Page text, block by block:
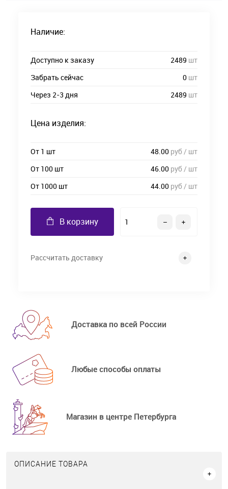
Наличие:
Доступно к заказу 2489 шт
Забрать сейчас
0 шт
Через 2-3 дня
2489 шт
Цена изделия:
От 1 шт 48.00 руб / шт
От 100 шт
46.00 руб / шт
От 1000 шт
44.00 руб / шт
В корзину
Рассчитать доставку
Доставка по всей России
Любые способы оплаты
Магазин в центре Петербурга
ОПИСАНИЕ ТОВАРА